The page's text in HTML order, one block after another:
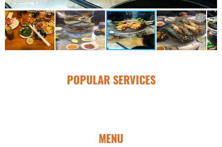
POPULAR SERVICES
MENU